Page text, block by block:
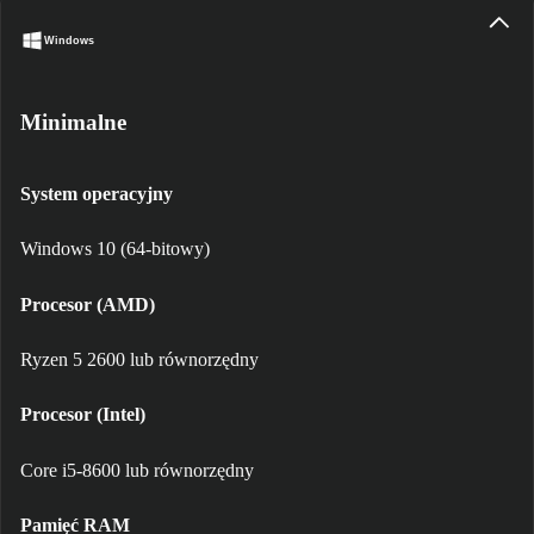
Windows
Minimalne
System operacyjny
Windows 10 (64-bitowy)
Procesor (AMD)
Ryzen 5 2600 lub równorzędny
Procesor (Intel)
Core i5-8600 lub równorzędny
Pamięć RAM